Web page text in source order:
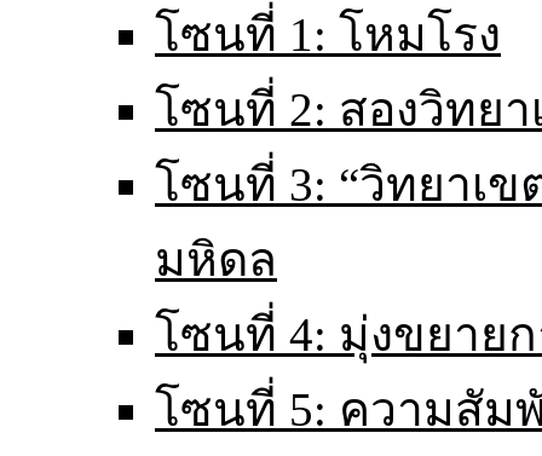
โซนที่ 1: โหมโรง
โซนที่ 2: สองวิทย
โซนที่ 3: “วิทยาเ
มหิดล
โซนที่ 4: มุ่งขยาย
โซนที่ 5: ความสัม